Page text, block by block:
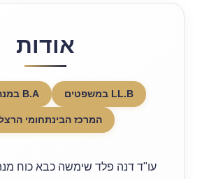
אודות
LL.B במשפטים B.A במנהל עסקים
המרכז הבינתחומי
עו"ד דנה פלד שימשה כבא כוח